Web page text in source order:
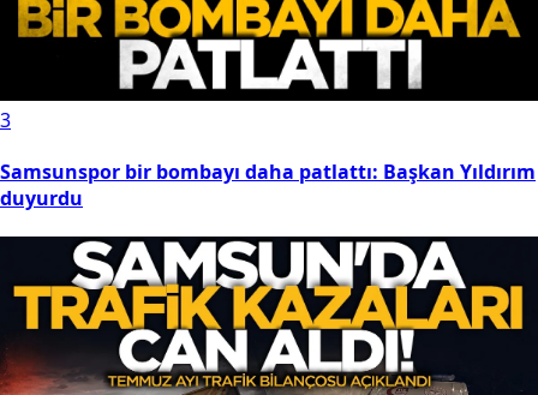
3
Samsunspor bir bombayı daha patlattı: Başkan Yıldırım
duyurdu